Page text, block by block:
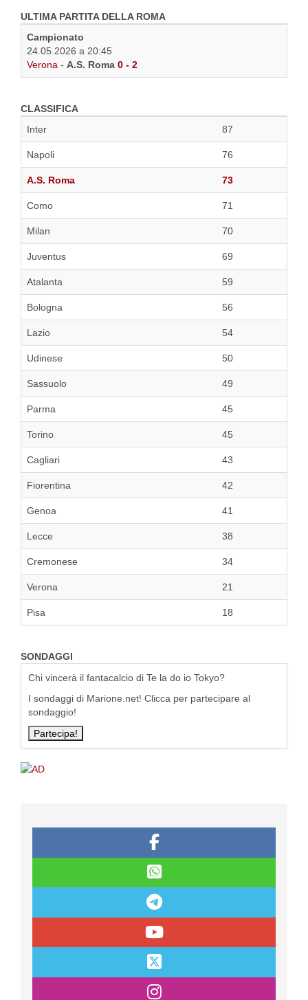
ULTIMA PARTITA DELLA ROMA
Campionato
24.05.2026 a 20:45
Verona - A.S. Roma 0 - 2
CLASSIFICA
Inter
87
Napoli 76
A.S. Roma 73
Como 71
Milan 70
Juventus 69
Atalanta 59
Bologna 56
Lazio 54
Udinese 50
Sassuolo 49
Parma 45
Torino 45
Cagliari 43
Fiorentina 42
Genoa 41
Lecce 38
Cremonese 34
Verona 21
Pisa 18
SONDAGGI
Chi vincerà il fantacalcio di Te la do io Tokyo?
I sondaggi di Marione.net! Clicca per partecipare al
sondaggio!